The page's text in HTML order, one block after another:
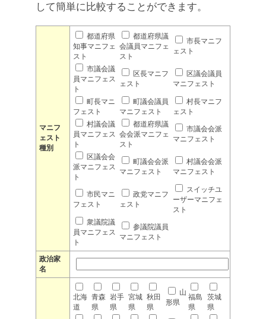
して簡単に比較することができます。
マニフ
ェスト
種別
都道府県
知事マニフェ
スト
都道府県議
会議員マニフェ
スト
市長マニフ
ェスト
市議会議
員マニフェス
ト
区長マニフ
ェスト
区議会議員
マニフェスト
町長マニ
フェスト
町議会議員
マニフェスト
村長マニフ
ェスト
村議会議
員マニフェス
ト
都道府県議
会会派マニフェ
スト
市議会会派
マニフェスト
区議会会
派マニフェス
ト
町議会会派
マニフェスト
村議会会派
マニフェスト
市民マニ
フェスト
政党マニフ
ェスト
スイッチユ
ーザーマニフェ
スト
衆議院議
員マニフェス
ト
参議院議員
マニフェスト
政治家
名
北海
道
青森
県
岩手
県
宮城
県
秋田
県
山
形県
福島
県
茨城
県